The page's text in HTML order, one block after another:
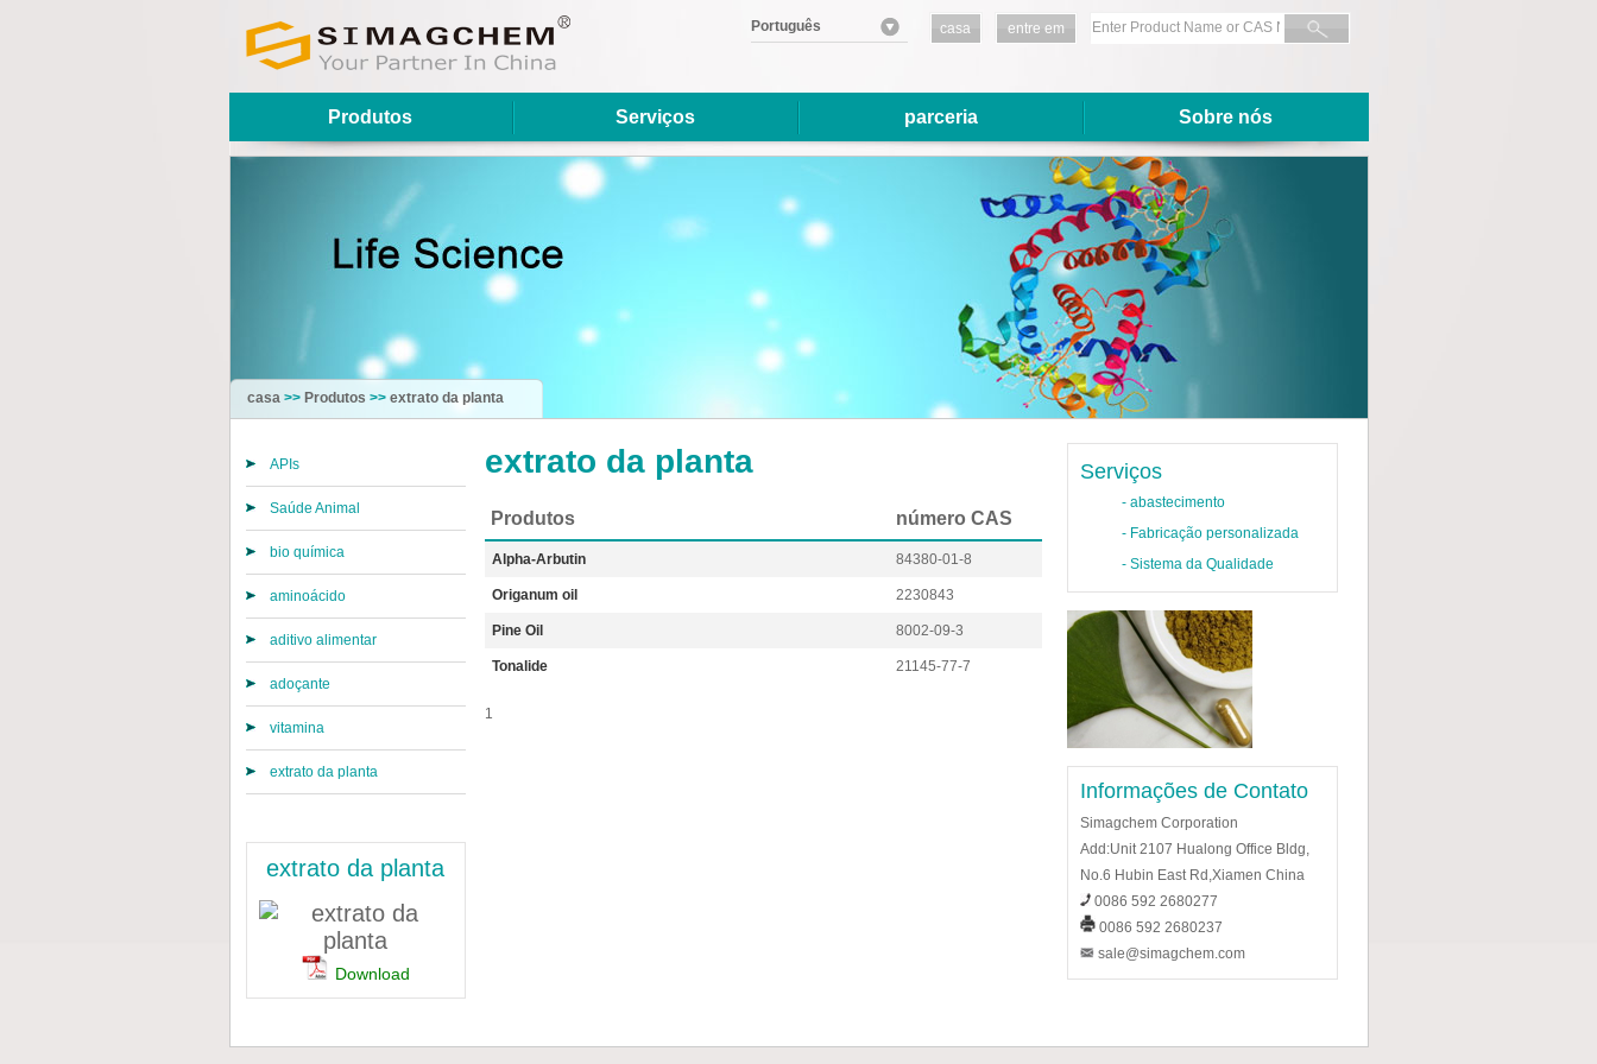
Português casa
entre em
Produtos Serviços parceria Sobre nós
casa>> Produtos >> extrato da planta
APIs
Saúde Animal
bio química
aminoácido
aditivo alimentar
adoçante
vitamina
extrato da planta
extrato da planta
Download
extrato da planta
Produtos número CAS
Alpha-Arbutin 84380-01-8
Origanum oil 2230843
Pine Oil 8002-09-3
Tonalide 21145-77-7
1
Serviços
- abastecimento
- Fabricação personalizada
- Sistema da Qualidade
Informações de Contato
Simagchem Corporation
Add:Unit 2107 Hualong Office Bldg,
No.6 Hubin East Rd,Xiamen China
0086 592 2680277
0086 592 2680237
sale@simagchem.com